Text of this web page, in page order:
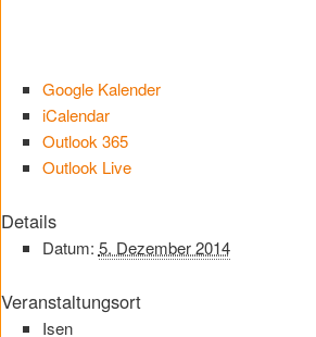
Google Kalender
iCalendar
Outlook 365
Outlook Live
Details
Datum: 5. Dezember 2014
Veranstaltungsort
Isen